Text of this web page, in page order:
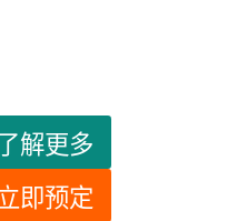
解更多
即预定